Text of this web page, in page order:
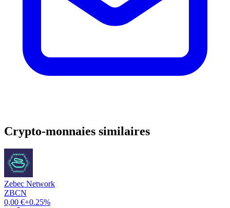
Crypto-monnaies similaires
Zebec Network
ZBCN
0,00 €+0.25%